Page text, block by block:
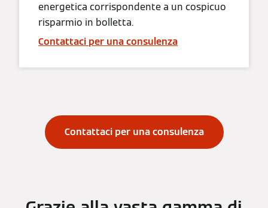
energetica corrispondente a un cospicuo
risparmio in bolletta.
Contattaci per una consulenza
Contattaci per una consulenza